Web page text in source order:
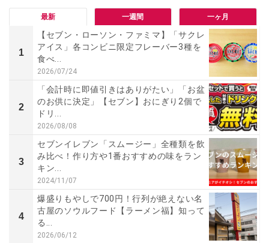
最新 一週間 一ヶ月
1
【セブン・ローソン・ファミマ】「サクレ
アイス」各コンビニ限定フレーバー3種を
食べ...
2026/07/24
2
「会計時に即値引きはありがたい」「お盆
のお供に決定」【セブン】おにぎり2個で
ドリ...
2026/08/08
3
セブンイレブン「スムージー」全種類を飲
み比べ！作り方や1番おすすめの味をラン
キン...
2024/11/07
4
爆盛りもやしで700円！行列が絶えない名
古屋のソウルフード【ラーメン福】知って
る...
2026/06/12